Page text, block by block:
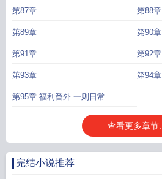
第87章 第88章
第89章 第90章
第91章 第92章
第93章 第94章
第95章 福利番外 一则日常
查看更多章节...
完结小说推荐